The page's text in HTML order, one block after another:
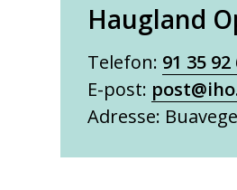
Haugland
Telefon: 91 35 92
E-post:
Adresse: